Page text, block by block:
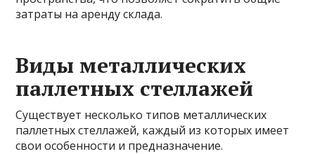
затраты на аренду склада.
Виды металлических
паллетных стеллажей
Существует несколько типов металлических
паллетных стеллажей, каждый из которых имеет
свои особенности и предназначение.